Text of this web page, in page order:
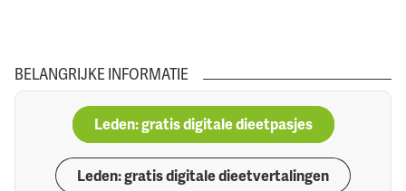
BELANGRIJKE INFORMATIE
Leden: gratis digitale dieetpasjes
Leden: gratis digitale dieetvertalingen